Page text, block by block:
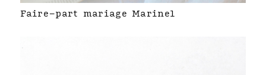
Faire-part mariage Marinel